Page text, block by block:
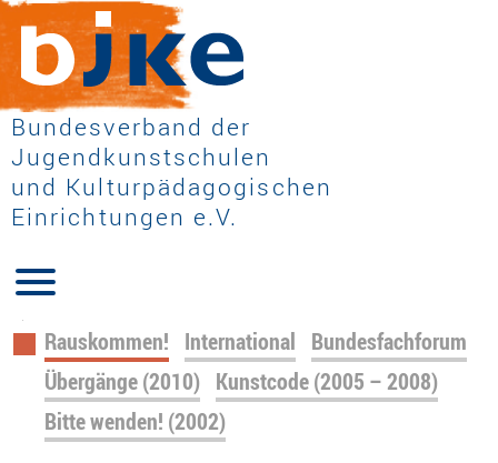
Bundesverband der
Jugendkunstschulen
und Kulturpädagogischen
Einrichtungen e.V.
Navigation
überspringen
Rauskommen! International Bundesfachforum
Übergänge (2010) Kunstcode (2005 – 2008)
Bitte wenden! (2002)